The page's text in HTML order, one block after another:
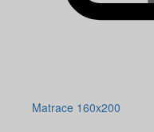
Matrace 160x200